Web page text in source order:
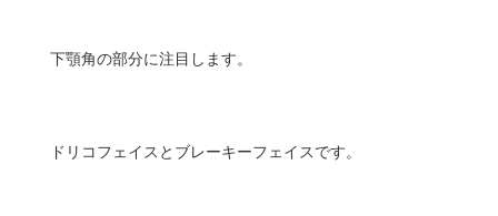
下顎角の部分に注目します。
ドリコフェイスとブレーキーフェイスです。